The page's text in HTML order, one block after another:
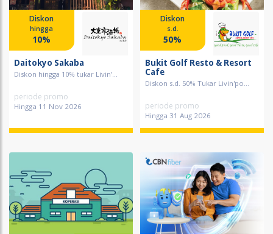
Diskon
hingga
10%
Daitokyo Sakaba
Diskon hingga 10% tukar Livin’...
periode promo
Hingga 11 Nov 2026
Diskon
s.d.
50%
Bukit Golf Resto & Resort
Cafe
Diskon s.d. 50% Tukar Livin'po...
periode promo
Hingga 31 Aug 2026